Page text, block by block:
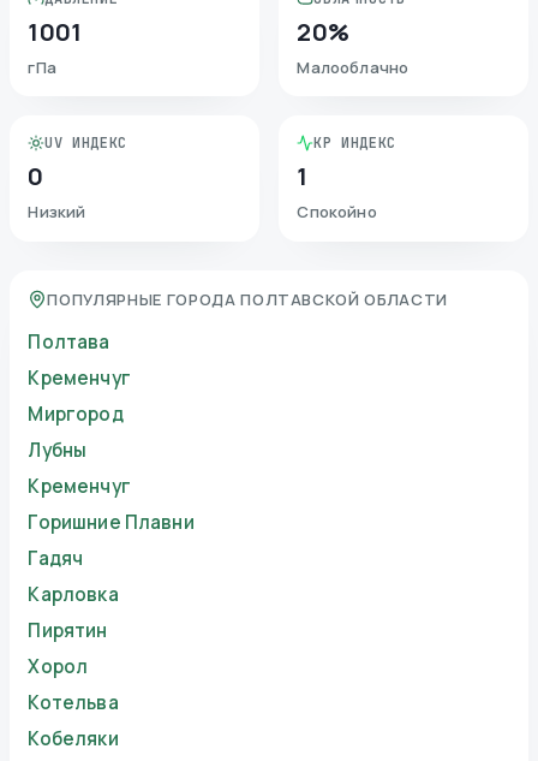
1001
гПа
20%
Малооблачно
UV ИНДЕКС
0
Низкий
KP ИНДЕКС
1
Спокойно
ПОПУЛЯРНЫЕ ГОРОДА ПОЛТАВСКОЙ ОБЛАСТИ
Полтава
Кременчуг
Миргород
Лубны
Кременчуг
Горишние Плавни
Гадяч
Карловка
Пирятин
Хорол
Котельва
Кобеляки